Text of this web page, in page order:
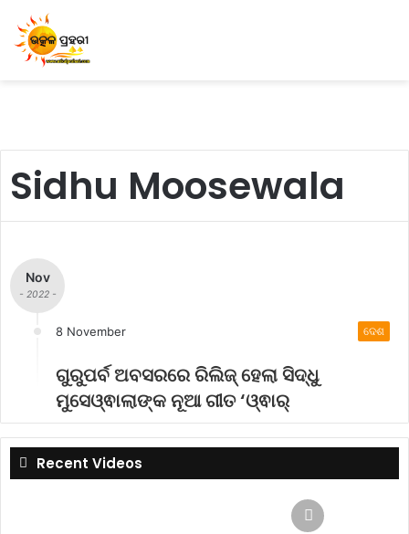
Sidhu Moosewala
Nov
- 2022 -
8 November ଦେଶ
ଗୁରୁପର୍ବ ଅବସରରେ ରିଲିଜ୍ ହେଲା ସିଦ୍ଧୁ
ମୁସେଓ୍ଵାଲାଙ୍କ ନୂଆ ଗୀତ ‘ଓ୍ଵାର୍
Recent Videos